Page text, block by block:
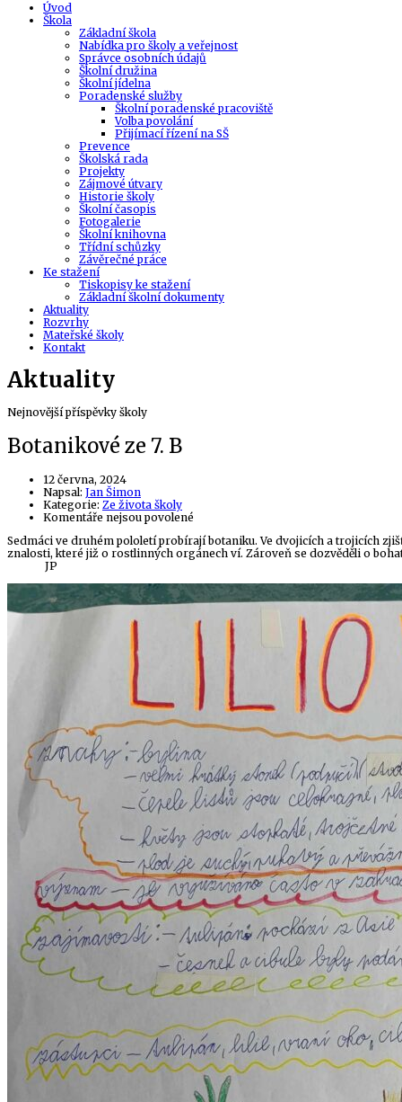
Úvod
Škola
Základní škola
Nabídka pro školy a veřejnost
Správce osobních údajů
Školní družina
Školní jídelna
Poradenské služby
Školní poradenské pracoviště
Volba povolání
Přijímací řízení na SŠ
Prevence
Školská rada
Projekty
Zájmové útvary
Historie školy
Školní časopis
Fotogalerie
Školní knihovna
Třídní schůzky
Závěrečné práce
Ke stažení
Tiskopisy ke stažení
Základní školní dokumenty
Aktuality
Rozvrhy
Mateřské školy
Kontakt
Aktuality
Nejnovější příspěvky školy
Botanikové ze 7. B
12 června, 2024
Napsal: Author
Jan Šimon
Kategorie: Ze života školy
Komentáře nejsou povolené
s
názvem
B
Sedmáci ve druhém pololetí probírají botaniku. Ve dvojicích a trojicích
znalosti, které již o rostlinných orgánech ví. Zároveň se dozvěděli o
JP